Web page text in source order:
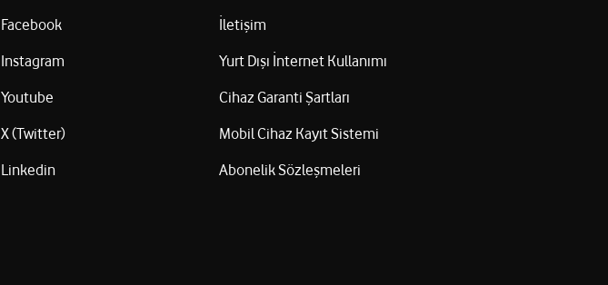
Facebook
Instagram
Youtube
X (Twitter)
Linkedin
İletişim
Yurt Dışı İnternet Kullanımı
Cihaz Garanti Şartları
Mobil Cihaz Kayıt Sistemi
Abonelik Sözleşmeleri